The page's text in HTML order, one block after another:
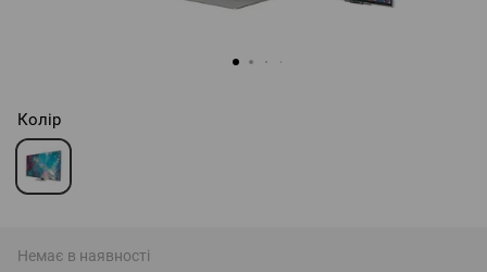
Колір
Немає в наявності